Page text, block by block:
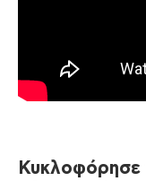
Κυκλοφόρησε